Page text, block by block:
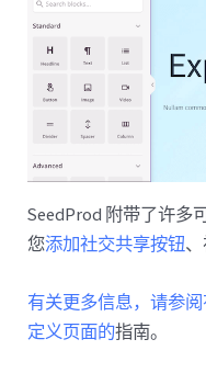
SeedProd 附带了许多
您添加社交共享按钮
有关更多信息，请参
定义页面的指南。